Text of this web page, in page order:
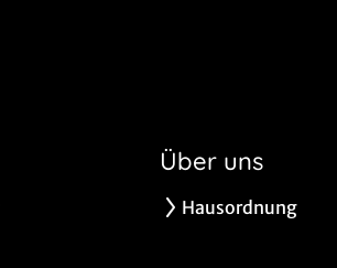
Über uns
Hausordnung